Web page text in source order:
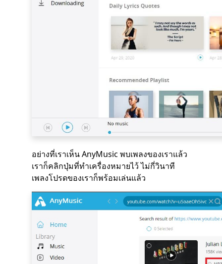
อย่างที่เราเห็น AnyMusic พบเพลงของเราแล้ว
เราก็คลิกปุ่มที่ทำเครื่องหมายไว้ ไม่กี่วินาที
เพลงโปรดของเราก็พร้อมเล่นแล้ว